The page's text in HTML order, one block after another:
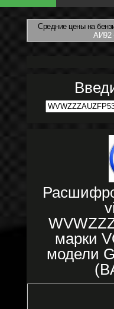
Средние цены на
АИ92
марки
модели